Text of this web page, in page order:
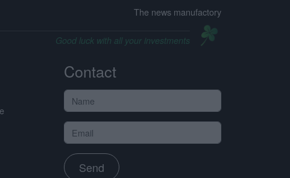
The news manufactory
Good luck with all your investments
Contact
Send